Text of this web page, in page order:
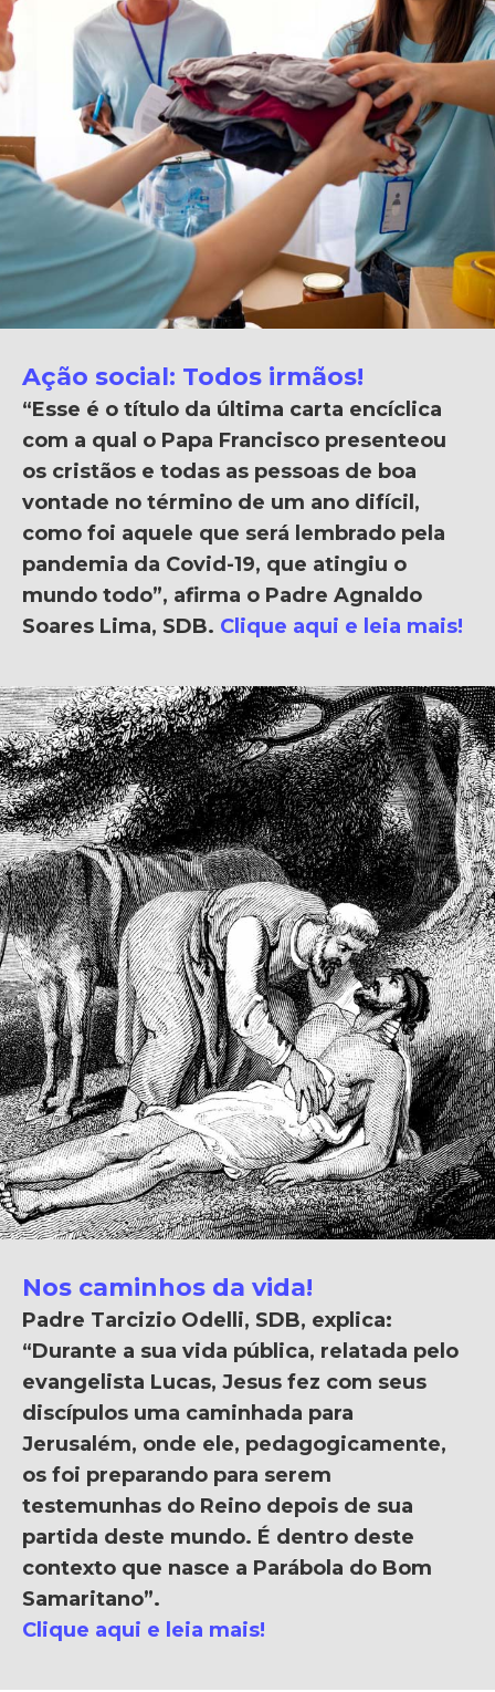
Ação social: Todos irmãos!
“Esse é o título da última carta encíclica
com a qual o Papa Francisco presenteou
os cristãos e todas as pessoas de boa
vontade no término de um ano difícil,
como foi aquele que será lembrado pela
pandemia da Covid-19, que atingiu o
mundo todo”, afirma o Padre Agnaldo
Soares Lima, SDB. Clique aqui e leia mais!
Nos caminhos da vida!
Padre Tarcizio Odelli, SDB, explica:
“Durante a sua vida pública, relatada pelo
evangelista Lucas, Jesus fez com seus
discípulos uma caminhada para
Jerusalém, onde ele, pedagogicamente,
os foi preparando para serem
testemunhas do Reino depois de sua
partida deste mundo. É dentro deste
contexto que nasce a Parábola do Bom
Samaritano”.
Clique aqui e leia mais!